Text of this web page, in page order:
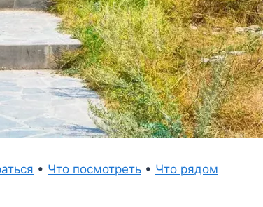
• Что посмотреть • Что рядом